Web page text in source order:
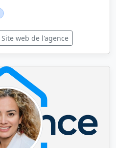
Site web de l'agence